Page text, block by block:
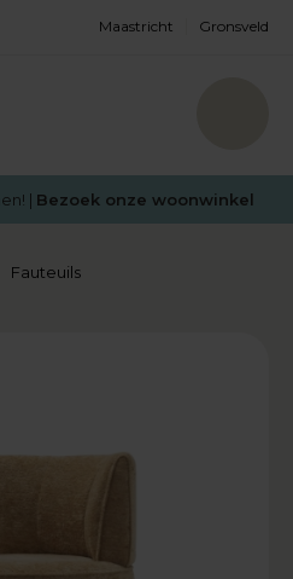
Maastricht Gronsveld
| Bezoek onze woonwinkel
Fauteuils